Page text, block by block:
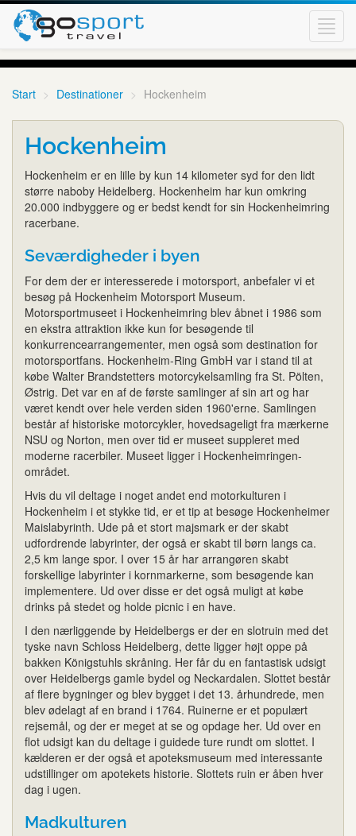
Start Destinationer Hockenheim
Hockenheim
Hockenheim er en lille by kun 14 kilometer syd for den lidt
større naboby Heidelberg. Hockenheim har kun omkring
20.000 indbyggere og er bedst kendt for sin Hockenheimring
racerbane.
Seværdigheder i byen
For dem der er interesserede i motorsport, anbefaler vi et
besøg på Hockenheim Motorsport Museum.
Motorsportmuseet i Hockenheimring blev åbnet i 1986 som
en ekstra attraktion ikke kun for besøgende til
konkurrencearrangementer, men også som destination for
motorsportfans. Hockenheim-Ring GmbH var i stand til at
købe Walter Brandstetters motorcykelsamling fra St. Pölten,
Østrig. Det var en af de første samlinger af sin art og har
været kendt over hele verden siden 1960'erne. Samlingen
består af historiske motorcykler, hovedsageligt fra mærkerne
NSU og Norton, men over tid er museet suppleret med
moderne racerbiler. Museet ligger i Hockenheimringen-
området.
Hvis du vil deltage i noget andet end motorkulturen i
Hockenheim i et stykke tid, er et tip at besøge Hockenheimer
Maislabyrinth. Ude på et stort majsmark er der skabt
udfordrende labyrinter, der også er skabt til børn langs ca.
2,5 km lange spor. I over 15 år har arrangøren skabt
forskellige labyrinter i kornmarkerne, som besøgende kan
implementere. Ud over disse er det også muligt at købe
drinks på stedet og holde picnic i en have.
I den nærliggende by Heidelbergs er der en slotruin med det
tyske navn Schloss Heidelberg, dette ligger højt oppe på
bakken Königstuhls skråning. Her får du en fantastisk udsigt
over Heidelbergs gamle bydel og Neckardalen. Slottet består
af flere bygninger og blev bygget i det 13. århundrede, men
blev ødelagt af en brand i 1764. Ruinerne er et populært
rejsemål, og der er meget at se og opdage her. Ud over en
flot udsigt kan du deltage i guidede ture rundt om slottet. I
kælderen er der også et apoteksmuseum med interessante
udstillinger om apotekets historie. Slottets ruin er åben hver
dag i ugen.
Madkulturen